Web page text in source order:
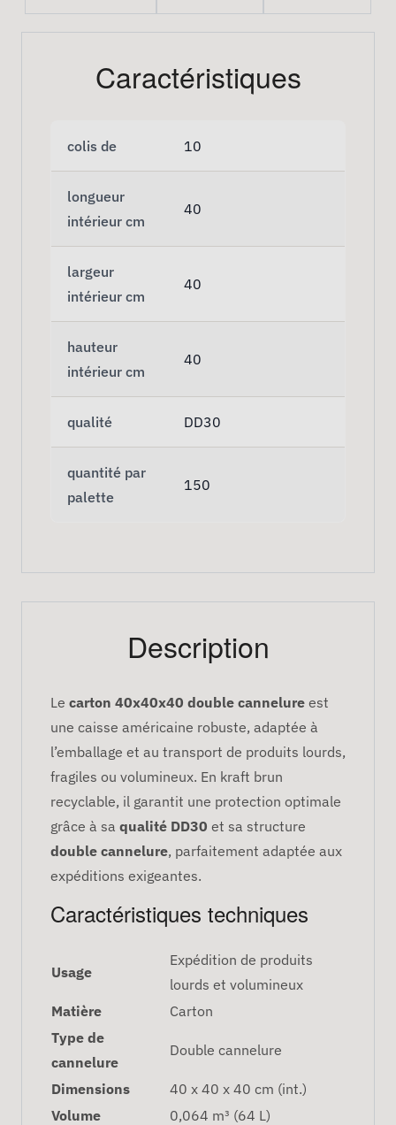
Caractéristiques
colis de 10
longueur
intérieur cm
40
largeur
intérieur cm
40
hauteur
intérieur cm
40
qualité DD30
quantité par
palette
150
Description
Le carton 40x40x40 double cannelure est
une caisse américaine robuste, adaptée à
l’emballage et au transport de produits lourds,
fragiles ou volumineux. En kraft brun
recyclable, il garantit une protection optimale
grâce à sa qualité DD30 et sa structure
double cannelure, parfaitement adaptée aux
expéditions exigeantes.
Caractéristiques techniques
Usage
Expédition de produits
lourds et volumineux
Matière
Carton
Type de
cannelure
Double cannelure
Dimensions
40 x 40 x 40 cm (int.)
Volume
0,064 m³ (64 L)